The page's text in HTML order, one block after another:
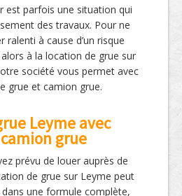
est parfois une situation qui
des travaux. Pour ne
ralenti à cause d’un risque
alors à la location de grue sur
société vous permet avec
grue et camion grue.
Leyme avec
grue
prévu de louer auprès de
de grue sur Leyme peut
une formule complète,